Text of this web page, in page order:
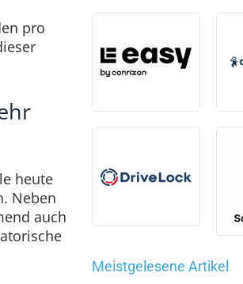
pro
heute
Neben
auch
Meistgelesene Artikel